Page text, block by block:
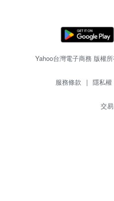
Yahoo台灣電子商務 版權
服務條款 | 隱私權
交